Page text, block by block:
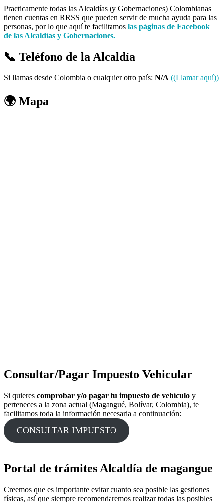
Practicamente todas las Alcaldías (y Gobernaciones) Colombianas
tienen cuentas en RRSS que pueden servir de mucha ayuda para las
personas, por lo que aquí te facilitamos las páginas de Facebook
de las Alcaldías y Gobernaciones.
📞 Teléfono de la Alcaldía
Si llamas desde Colombia o cualquier otro país: N/A ((Llamar aquí))
🌍 Mapa
Consultar/Pagar Impuesto Vehicular
Si quieres comprobar y/o pagar tu impuesto de vehículo y
perteneces a la zona actual (Magangué, Bolívar, Colombia), te
facilitamos toda la información necesaria a continuación:
CONSULTAR IMPUESTO
Portal de trámites Alcaldía de magangue
Creemos que es importante evitar cuanto sea posible las gestiones
físicas, así que siempre recomendaremos realizar todas las posibles